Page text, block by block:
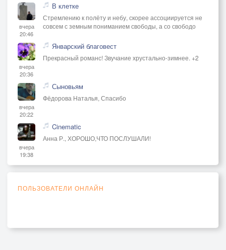
вчера
20:46
В клетке
Стремлению к полёту и небу, скорее ассоциируется не
совсем с земным пониманием свободы, а со свободо
вчера
20:36
Январский благовест
Прекрасный романс! Звучание хрустально-зимнее. +2
вчера
20:22
Сыновьям
Фёдорова Наталья, Спасибо
вчера
19:38
Cinematic
Анна Р., ХОРОШО,ЧТО ПОСЛУШАЛИ!
ПОЛЬЗОВАТЕЛИ ОНЛАЙН